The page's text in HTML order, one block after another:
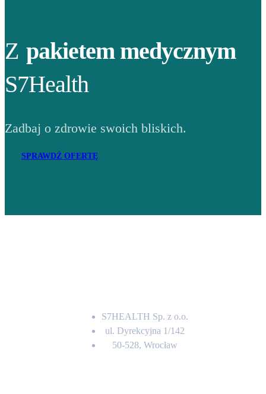
Z pakietem medycznym
S7Health
Zadbaj o zdrowie swoich bliskich.
SPRAWDŹ OFERTĘ
S7HEALTH Sp. z o.o.
ul. Dyrekcyjna 1/142
50-528, Wrocław